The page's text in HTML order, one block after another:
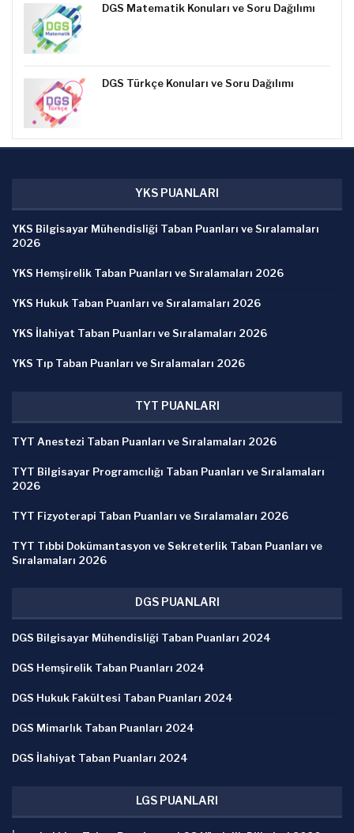
DGS Matematik Konuları ve Soru Dağılımı
DGS Türkçe Konuları ve Soru Dağılımı
YKS PUANLARI
YKS Bilgisayar Mühendisliği Taban Puanları ve Sıralamaları
2026
YKS Hemşirelik Taban Puanları ve Sıralamaları 2026
YKS Hukuk Taban Puanları ve Sıralamaları 2026
YKS İlahiyat Taban Puanları ve Sıralamaları 2026
YKS Tıp Taban Puanları ve Sıralamaları 2026
TYT PUANLARI
TYT Anestezi Taban Puanları ve Sıralamaları 2026
TYT Bilgisayar Programcılığı Taban Puanları ve Sıralamaları
2026
TYT Fizyoterapi Taban Puanları ve Sıralamaları 2026
TYT Tıbbi Dokümantasyon ve Sekreterlik Taban Puanları ve
Sıralamaları 2026
DGS PUANLARI
DGS Bilgisayar Mühendisliği Taban Puanları 2024
DGS Hemşirelik Taban Puanları 2024
DGS Hukuk Fakültesi Taban Puanları 2024
DGS Mimarlık Taban Puanları 2024
DGS İlahiyat Taban Puanları 2024
LGS PUANLARI